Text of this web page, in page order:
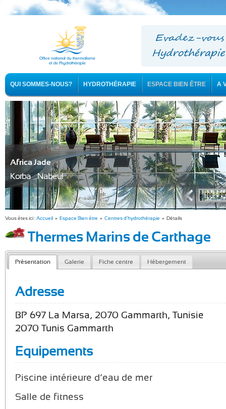
QUI SOMMES-NOUS? HYDROTHÉRAPIE ESPACE BIEN ÊTRE A
Africa Jade
Korba - Nabeul
Vous êtes ici :Accueil » Espace Bien être » Centres d'hydrothérapie » Détails
Thermes Marins de Carthage
Présentation Galerie Fiche centre Hébergement
Adresse
BP 697 La Marsa, 2070 Gammarth, Tunisie
2070 Tunis Gammarth
Equipements
Piscine intérieure d’eau de mer
Salle de fitness